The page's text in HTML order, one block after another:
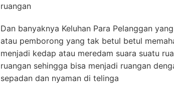
ruangan
Dan banyaknya Keluhan Para Pelanggan
atau pemborong yang tak betul betul
menjadi kedap atau meredam suara suatu
ruangan sehingga bisa menjadi ruangan
sepadan dan nyaman di telinga